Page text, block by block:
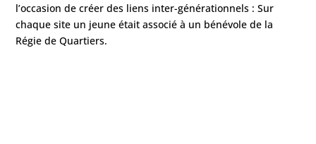
l’occasion de créer des liens inter-générationnels : Sur
chaque site un jeune était associé à un bénévole de la
Régie de Quartiers.